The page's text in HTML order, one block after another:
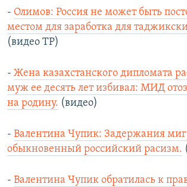
- Олимов: Россия не может быть
местом для заработка для
(видео ТР)
- Жена казахстанского дипломата
муж ее десять лет избивал: МИД
на родину. (видео)
- Валентина Чупик: Задержания
обыкновенный российский расизм.
- Валентина Чупик обратилась к